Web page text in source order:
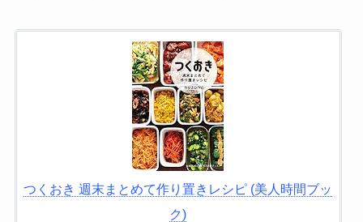
つくおき 週末まとめて作り置きレシピ (美人時間ブッ
ク)